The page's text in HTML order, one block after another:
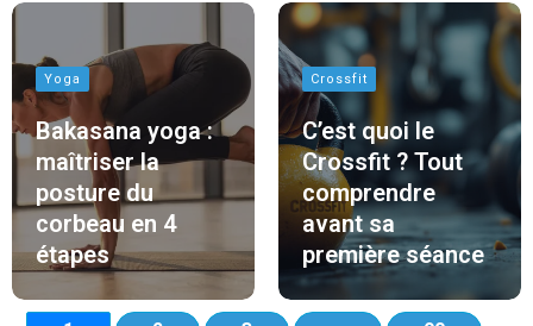
Yoga
Bakasana yoga :
maîtriser la
posture du
corbeau en 4
étapes
Crossfit
C’est quoi le
Crossfit ? Tout
comprendre
avant sa
première séance